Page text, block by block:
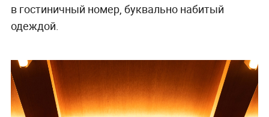
в гостиничный номер, буквально набитый
одеждой.